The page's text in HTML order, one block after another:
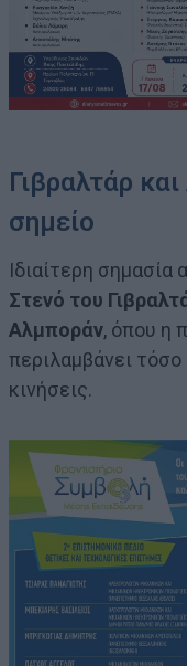
Γιβραλτάρ
σημείο
Ιδιαίτερη
Στενό του
Αλμποράν, όπου η
περιλαμβάνει
κινήσεις.